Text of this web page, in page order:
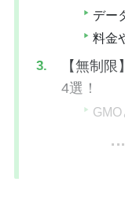
デー
料金
【無制
4選！